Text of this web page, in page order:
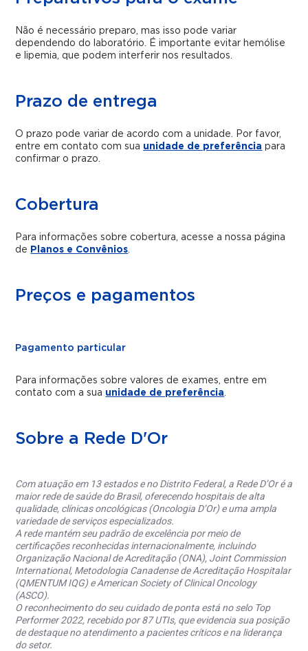
Não é necessário preparo, mas isso pode variar
dependendo do laboratório. É importante evitar hemólise
e lipemia, que podem interferir nos resultados.
Prazo de entrega
O prazo pode variar de acordo com a unidade. Por favor,
entre em contato com sua unidade de preferência para
confirmar o prazo.
Cobertura
Para informações sobre cobertura, acesse a nossa página
de Planos e Convênios
Preços e pagamentos
Pagamento particular
Para informações sobre valores de exames, entre em
contato com a sua unidade de preferência
Sobre a Rede D'Or
Com atuação em 13 estados e no Distrito Federal, a Rede D’Or é a
maior rede de saúde do Brasil, oferecendo hospitais de alta
qualidade, clínicas oncológicas (Oncologia D’Or) e uma ampla
variedade de serviços especializados.
A rede mantém seu padrão de excelência por meio de
certificações reconhecidas internacionalmente, incluindo
Organização Nacional de Acreditação (ONA), Joint Commission
International, Metodologia Canadense de Acreditação Hospitalar
(QMENTUM IQG) e American Society of Clinical Oncology
(ASCO).
O reconhecimento do seu cuidado de ponta está no selo Top
Performer 2022, recebido por 87 UTIs, que evidencia sua posição
de destaque no atendimento a pacientes críticos e na liderança
do setor.